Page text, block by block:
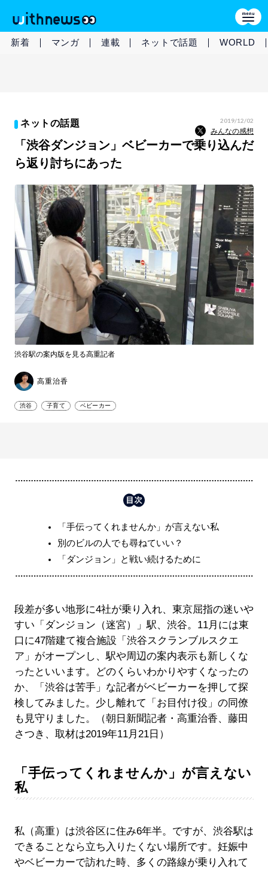
新着 マンガ 連載 ネットで話題 WORLD
ネットの話題 2019/12/02
みんなの感想
「渋谷ダンジョン」ベビーカーで乗り込んだ
ら返り討ちにあった
渋谷駅の案内版を見る高重記者
高重治香
渋谷 子育て ベビーカー
「手伝ってくれませんか」が言えない私
別のビルの人でも尋ねていい？
「ダンジョン」と戦い続けるために
段差が多い地形に4社が乗り入れ、東京屈指の迷いや
すい「ダンジョン（迷宮）」駅、渋谷。11月には東
口に47階建て複合施設「渋谷スクランブルスクエ
ア」がオープンし、駅や周辺の案内表示も新しくな
ったといいます。どのくらいわかりやすくなったの
か、「渋谷は苦手」な記者がベビーカーを押して探
検してみました。少し離れて「お目付け役」の同僚
も見守りました。（朝日新聞記者・高重治香、藤田
さつき、取材は2019年11月21日）
「手伝ってくれませんか」が言えない
私
私（高重）は渋谷区に住み6年半。ですが、渋谷駅は
できることなら立ち入りたくない場所です。妊娠中
やベビーカーで訪れた時、多くの路線が乗り入れて